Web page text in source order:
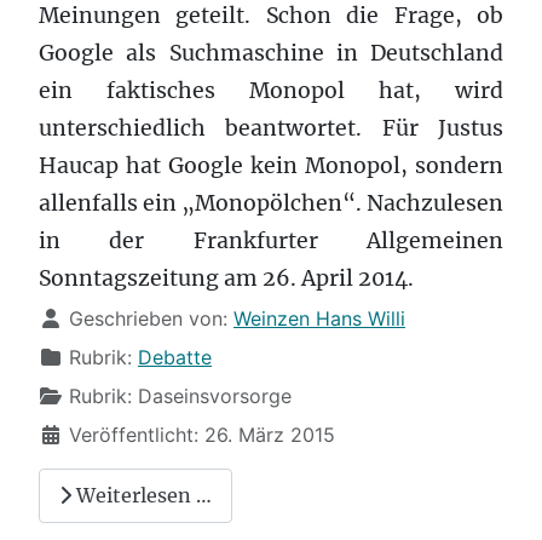
Meinungen geteilt. Schon die Frage, ob
Google als Suchmaschine in Deutschland
ein faktisches Monopol hat, wird
unterschiedlich beantwortet. Für Justus
Haucap hat Google kein Monopol, sondern
allenfalls ein „Monopölchen“. Nachzulesen
in der Frankfurter Allgemeinen
Sonntagszeitung am 26. April 2014.
Details
Geschrieben von: Weinzen Hans Willi
Rubrik: Debatte
Rubrik: Daseinsvorsorge
Veröffentlicht: 26. März 2015
Weiterlesen …